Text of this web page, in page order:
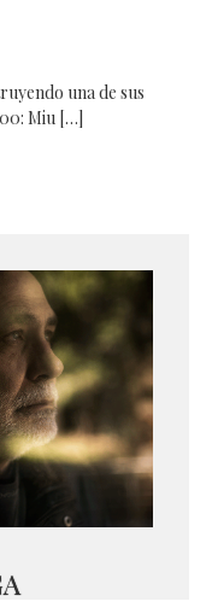
una de sus
Miu […]